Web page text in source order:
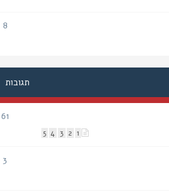
8
תגובות
1
2
3
4
5
61
3